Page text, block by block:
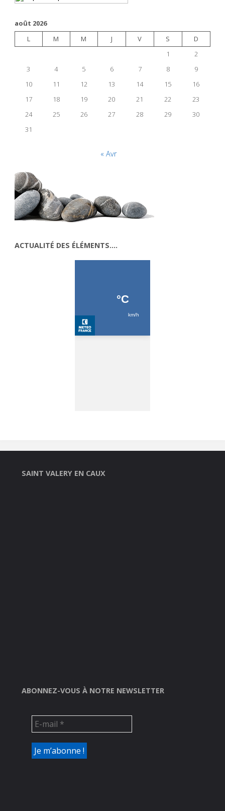
août 2026
L
M M J V S
D
1
2
3
4 5 6 7 8
9
10
11 12 13 14 15
16
17
18 19 20 21 22
23
24
25 26 27 28 29
30
31
« Avr
ACTUALITÉ DES ÉLÉMENTS….
SAINT VALERY EN CAUX
ABONNEZ-VOUS À NOTRE NEWSLETTER